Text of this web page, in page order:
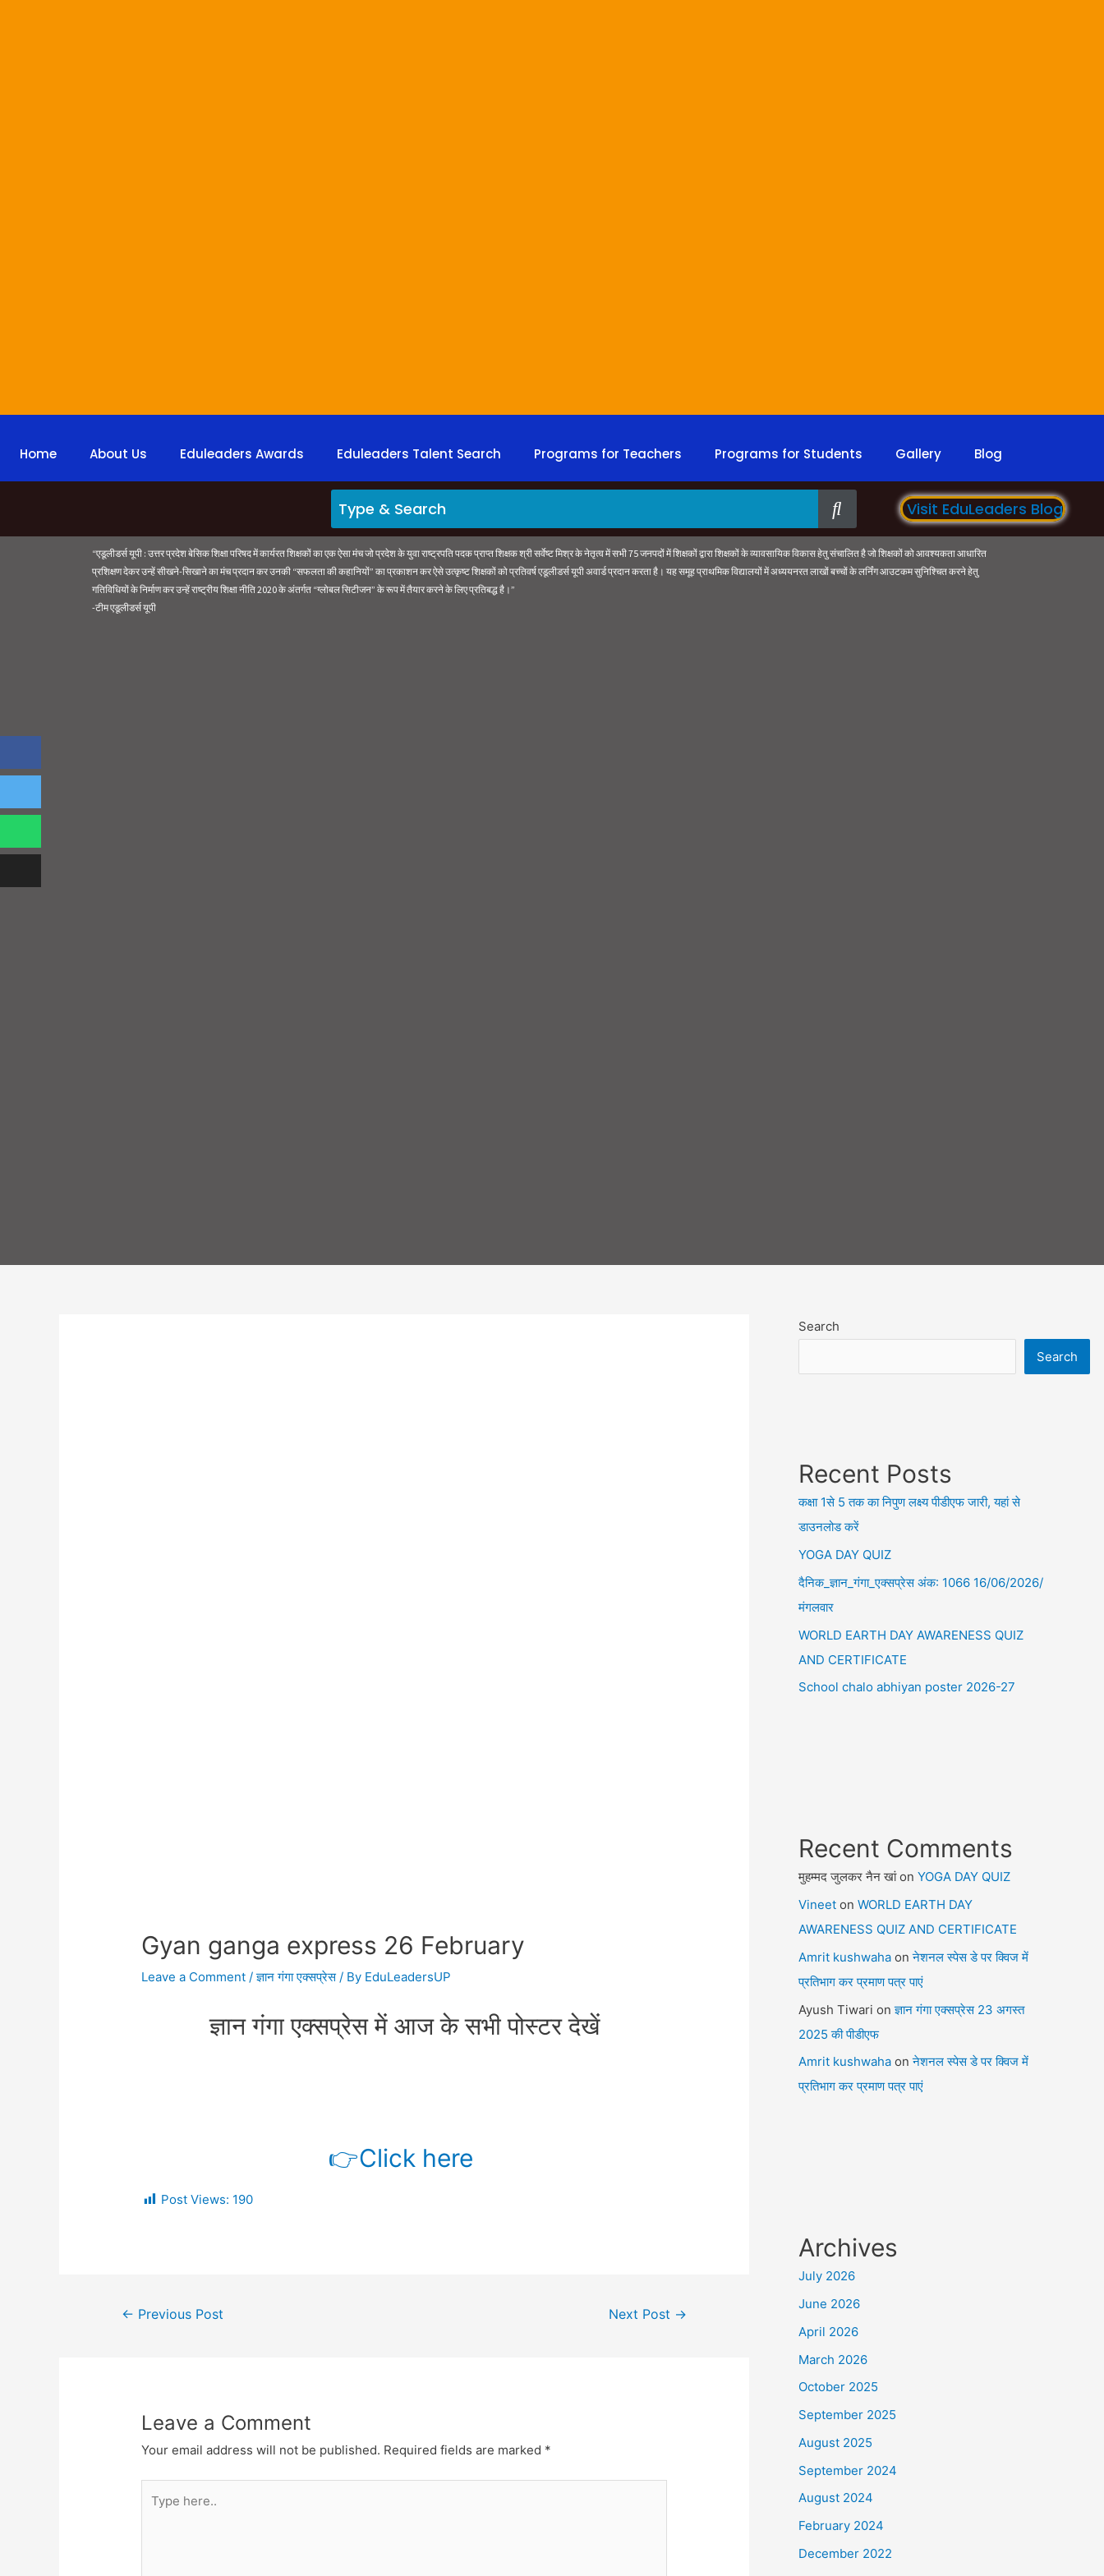
Home About Us Eduleaders Awards Eduleaders Talent Search Programs for Teachers Programs for Students Gallery Blog
Visit EduLeaders Blog
“एडूलीडर्स यूपी : उत्तर प्रदेश बेसिक शिक्षा परिषद में कार्यरत शिक्षकों का एक ऐसा मंच जो प्रदेश के युवा राष्ट्रपति पदक प्राप्त शिक्षक श्री सर्वेष्ट मिश्र के नेतृत्व में सभी 75 जनपदों में शिक्षकों द्वारा शिक्षकों के व्यावसायिक विकास हेतु संचालित है जो शिक्षकों को आवश्यकता आधारित
प्रशिक्षण देकर उन्हें सीखने-सिखाने का मंच प्रदान कर उनकी “सफलता की कहानियों” का प्रकाशन कर ऐसे उत्कृष्ट शिक्षकों को प्रतिवर्ष एडूलीडर्स यूपी अवार्ड प्रदान करता है। यह समूह प्राथमिक विद्यालयों में अध्ययनरत लाखों बच्चों के लर्निंग आउटकम सुनिश्चित करने हेतु
गतिविधियों के निर्माण कर उन्हें राष्ट्रीय शिक्षा नीति 2020 के अंतर्गत “ग्लोबल सिटीजन” के रूप में तैयार करने के लिए प्रतिबद्ध है।”
-टीम एडूलीडर्स यूपी
Gyan ganga express 26 February
Leave a Comment /ज्ञान गंगा एक्सप्रेस/ By EduLeadersUP
ज्ञान गंगा एक्सप्रेस में आज के सभी पोस्टर देखें
👉Click here
Post Views: 190
← Previous Post Next Post →
Leave a Comment
Your email address will not be published. Required fields are marked *
Search
Search
Recent Posts
कक्षा 1से 5 तक का निपुण लक्ष्य पीडीएफ जारी, यहां से
डाउनलोड करें
YOGA DAY QUIZ
दैनिक_ज्ञान_गंगा_एक्सप्रेस अंक: 1066 16/06/2026/
मंगलवार
WORLD EARTH DAY AWARENESS QUIZ
AND CERTIFICATE
School chalo abhiyan poster 2026-27
Recent Comments
मुहम्मद जुलकर नैन खांon YOGA DAY QUIZ
Vineet on WORLD EARTH DAY
AWARENESS QUIZ AND CERTIFICATE
Amrit kushwaha onनेशनल स्पेस डे पर क्विज में
प्रतिभाग कर प्रमाण पत्र पाएं
Ayush Tiwari onज्ञान गंगा एक्सप्रेस 23 अगस्त
2025 की पीडीएफ
Amrit kushwaha onनेशनल स्पेस डे पर क्विज में
प्रतिभाग कर प्रमाण पत्र पाएं
Archives
July 2026
June 2026
April 2026
March 2026
October 2025
September 2025
August 2025
September 2024
August 2024
February 2024
December 2022